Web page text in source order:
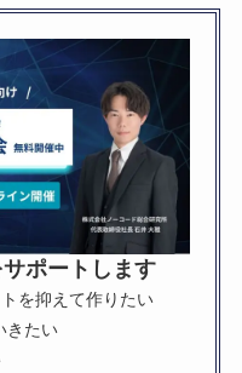
ポートします
を抑えて作りたい
きたい